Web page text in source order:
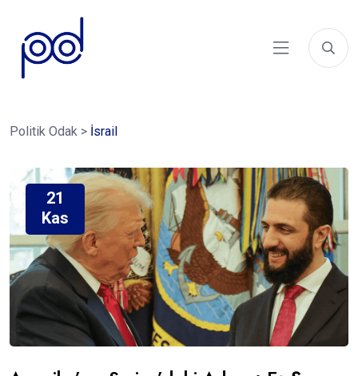
Politik Odak > İsrail
21
Kas